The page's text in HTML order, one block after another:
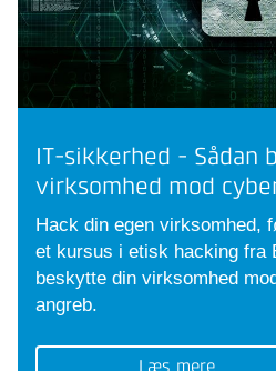
IT-sikkerhed - Sådan
virksomhed mod
Hack din egen virksomhed,
et kursus i etisk hacking fra
beskytte din virksomhed
angreb.